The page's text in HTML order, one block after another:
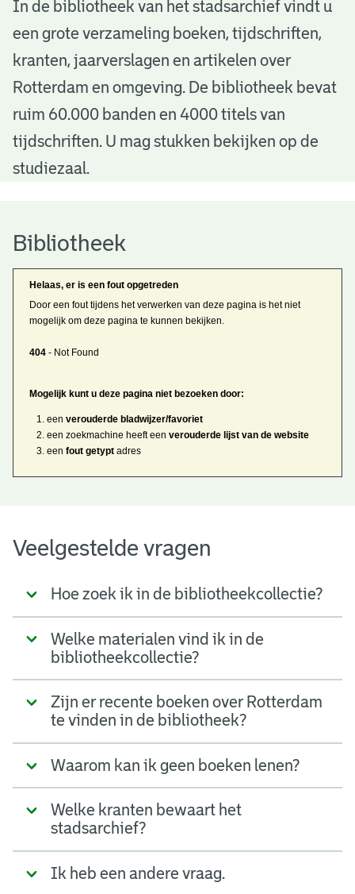
B
b
o
h
e
In de bibliotheek van het stadsarchief vindt u
een grote verzameling boeken, tijdschriften,
kranten, jaarverslagen en artikelen over
Rotterdam en omgeving. De bibliotheek bevat
ruim 60.000 banden en 4000 titels van
tijdschriften. U mag stukken bekijken op de
studiezaal.
Bibliotheek
Helaas, er is een fout opgetreden
Door een fout tijdens het verwerken van deze pagina is het niet
mogelijk om deze pagina te kunnen bekijken.
404 - Not Found
Mogelijk kunt u deze pagina niet bezoeken door:
eenverouderde bladwijzer/favoriet
een zoekmachine heeft eenverouderde lijst van de website
eenfout getypt adres
Veelgestelde vragen
Hoe zoek ik in de bibliotheekcollectie?
Welke materialen vind ik in de
bibliotheekcollectie?
Zijn er recente boeken over Rotterdam
te vinden in de bibliotheek?
Waarom kan ik geen boeken lenen?
Welke kranten bewaart het
stadsarchief?
Ik heb een andere vraag.